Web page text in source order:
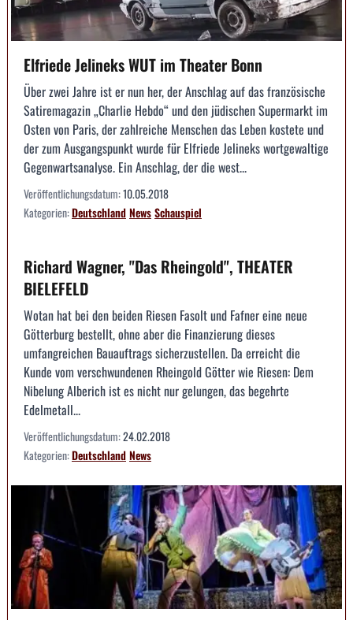
Elfriede Jelineks WUT im Theater Bonn
Über zwei Jahre ist er nun her, der Anschlag auf das französische
Satiremagazin „Charlie Hebdo“ und den jüdischen Supermarkt im
Osten von Paris, der zahlreiche Menschen das Leben kostete und
der zum Ausgangspunkt wurde für Elfriede Jelineks wortgewaltige
Gegenwartsanalyse. Ein Anschlag, der die west...
Veröffentlichungsdatum:10.05.2018
Kategorien:DeutschlandNewsSchauspiel
Richard Wagner, "Das Rheingold", THEATER
BIELEFELD
Wotan hat bei den beiden Riesen Fasolt und Fafner eine neue
Götterburg bestellt, ohne aber die Finanzierung dieses
umfangreichen Bauauftrags sicherzustellen. Da erreicht die
Kunde vom verschwundenen Rheingold Götter wie Riesen: Dem
Nibelung Alberich ist es nicht nur gelungen, das begehrte
Edelmetall...
Veröffentlichungsdatum:24.02.2018
Kategorien:DeutschlandNews